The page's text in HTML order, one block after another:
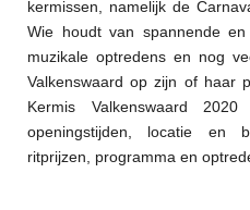
kermissen, namelijk de
Wie houdt van spannende
muzikale optredens en nog
Valkenswaard op zijn of haar
Kermis Valkenswaard
openingstijden, locatie en
ritprijzen, programma en